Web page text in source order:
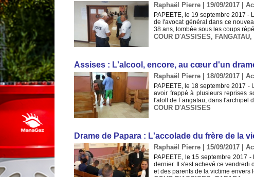
Raphaël Pierre | 19/09/2017
PAPEETE, le 19 septembre 2017
de l'avocat général dans ce
38 ans, tombée sous les coups
COUR D'ASSISES, FANGATAU,
Assises : L'alcool, encore, au cœur d'un
Raphaël Pierre | 18/09/2017
PAPEETE, le 18 septembre 2017
avoir frappé à plusieurs reprises
l'atoll de Fangatau, dans l'archipel
COUR D'ASSISES
Drame de Papara : L'accolade du frère de la
Raphaël Pierre | 15/09/2017
PAPEETE, le 15 septembre 2017
dernier. Il s'est achevé ce vendredi
et des parents de la victime envers